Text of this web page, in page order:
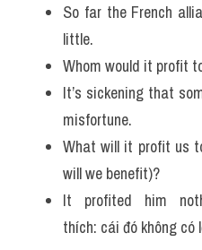
So far the French
little.
Whom would it profit
It’s sickening that
misfortune.
What will it profit us
will we benefit)?
It profited him
thích: cái đó không có